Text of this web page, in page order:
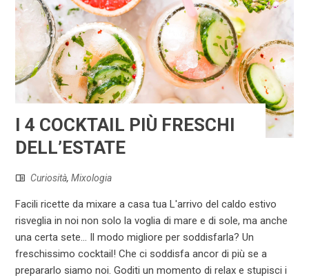
I 4 COCKTAIL PIÙ FRESCHI
DELL’ESTATE
Curiosità,Mixologia
Facili ricette da mixare a casa tua L'arrivo del caldo estivo
risveglia in noi non solo la voglia di mare e di sole, ma anche
una certa sete... Il modo migliore per soddisfarla? Un
freschissimo cocktail! Che ci soddisfa ancor di più se a
prepararlo siamo noi. Goditi un momento di relax e stupisci i